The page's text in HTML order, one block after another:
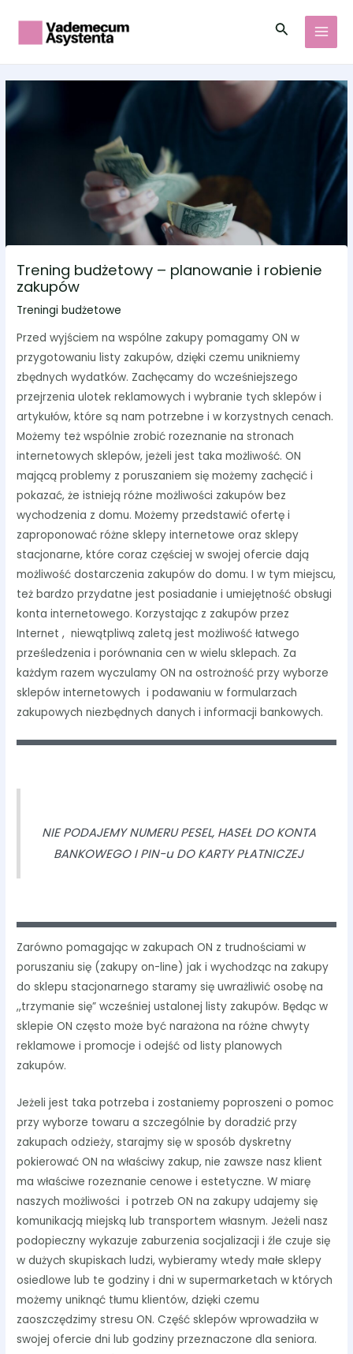
content
Search
Trening budżetowy – planowanie i robienie
zakupów
Treningi budżetowe
Przed wyjściem na wspólne zakupy pomagamy ON w
przygotowaniu listy zakupów, dzięki czemu unikniemy
zbędnych wydatków. Zachęcamy do wcześniejszego
przejrzenia ulotek reklamowych i wybranie tych sklepów i
artykułów, które są nam potrzebne i w korzystnych cenach.
Możemy też wspólnie zrobić rozeznanie na stronach
internetowych sklepów, jeżeli jest taka możliwość. ON
mającą problemy z poruszaniem się możemy zachęcić i
pokazać, że istnieją różne możliwości zakupów bez
wychodzenia z domu. Możemy przedstawić ofertę i
zaproponować różne sklepy internetowe oraz sklepy
stacjonarne, które coraz częściej w swojej ofercie dają
możliwość dostarczenia zakupów do domu. I w tym miejscu,
też bardzo przydatne jest posiadanie i umiejętność obsługi
konta internetowego. Korzystając z zakupów przez
Internet , niewątpliwą zaletą jest możliwość łatwego
prześledzenia i porównania cen w wielu sklepach. Za
każdym razem wyczulamy ON na ostrożność przy wyborze
sklepów internetowych i podawaniu w formularzach
zakupowych niezbędnych danych i informacji bankowych.
NIE PODAJEMY NUMERU PESEL, HASEŁ DO KONTA
BANKOWEGO I PIN-u DO KARTY PŁATNICZEJ
Zarówno pomagając w zakupach ON z trudnościami w
poruszaniu się (zakupy on-line) jak i wychodząc na zakupy
do sklepu stacjonarnego staramy się uwrażliwić osobę na
,,trzymanie się” wcześniej ustalonej listy zakupów. Będąc w
sklepie ON często może być narażona na różne chwyty
reklamowe i promocje i odejść od listy planowych
zakupów.
Jeżeli jest taka potrzeba i zostaniemy poproszeni o pomoc
przy wyborze towaru a szczególnie by doradzić przy
zakupach odzieży, starajmy się w sposób dyskretny
pokierować ON na właściwy zakup, nie zawsze nasz klient
ma właściwe rozeznanie cenowe i estetyczne. W miarę
naszych możliwości i potrzeb ON na zakupy udajemy się
komunikacją miejską lub transportem własnym. Jeżeli nasz
podopieczny wykazuje zaburzenia socjalizacji i źle czuje się
w dużych skupiskach ludzi, wybieramy wtedy małe sklepy
osiedlowe lub te godziny i dni w supermarketach w których
możemy uniknąć tłumu klientów, dzięki czemu
zaoszczędzimy stresu ON. Część sklepów wprowadziła w
swojej ofercie dni lub godziny przeznaczone dla seniora.
navigation